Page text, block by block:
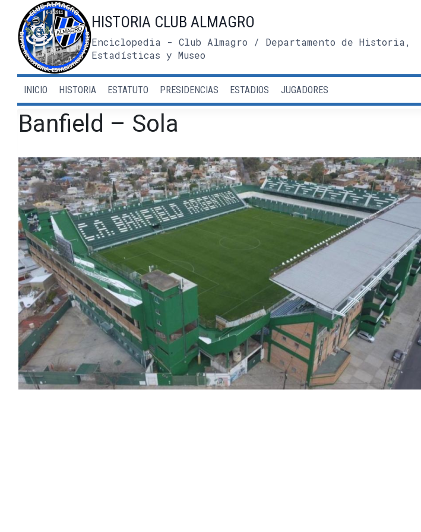
contenido
HISTORIA CLUB ALMAGRO
Enciclopedia - Club Almagro / Departamento de Historia,
Estadísticas y Museo
INICIO HISTORIA ESTATUTO PRESIDENCIAS ESTADIOS JUGADORES
Banfield – Sola